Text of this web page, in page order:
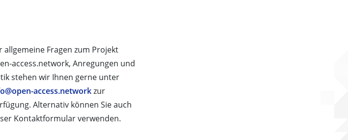
allgemeine Fragen zum Projekt
access.network, Anregungen und
stehen wir Ihnen gerne unter
access.networkzur
Alternativ können Sie auch
Kontaktformular verwenden.